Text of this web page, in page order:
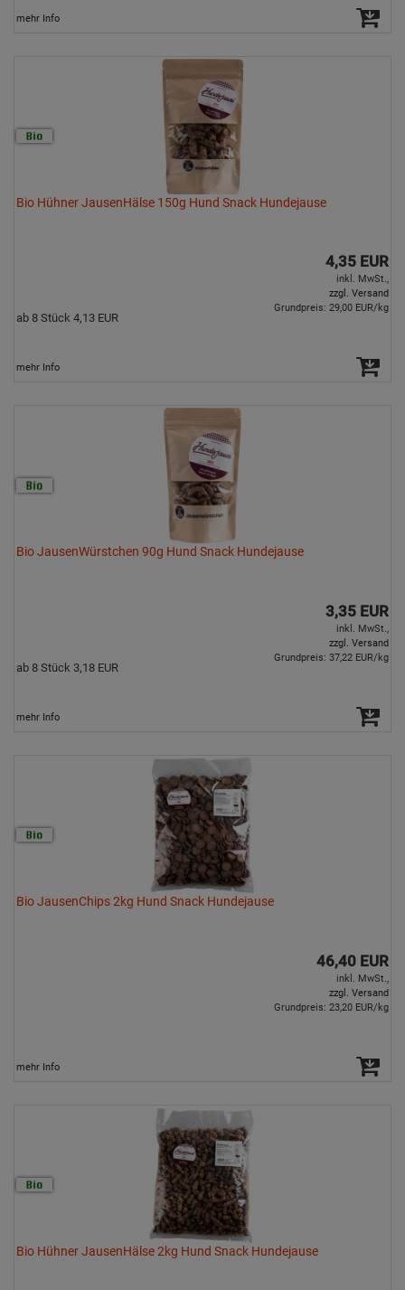
mehr Info
Bio Hühner JausenHälse 150g Hund Snack Hundejause
4,35 EUR
inkl. MwSt.,
zzgl. Versand
ab 8 Stück 4,13 EUR
Grundpreis: 29,00 EUR/kg
mehr Info
Bio JausenWürstchen 90g Hund Snack Hundejause
3,35 EUR
inkl. MwSt.,
zzgl. Versand
ab 8 Stück 3,18 EUR
Grundpreis: 37,22 EUR/kg
mehr Info
Bio JausenChips 2kg Hund Snack Hundejause
46,40 EUR
inkl. MwSt.,
zzgl. Versand
Grundpreis: 23,20 EUR/kg
mehr Info
Bio Hühner JausenHälse 2kg Hund Snack Hundejause